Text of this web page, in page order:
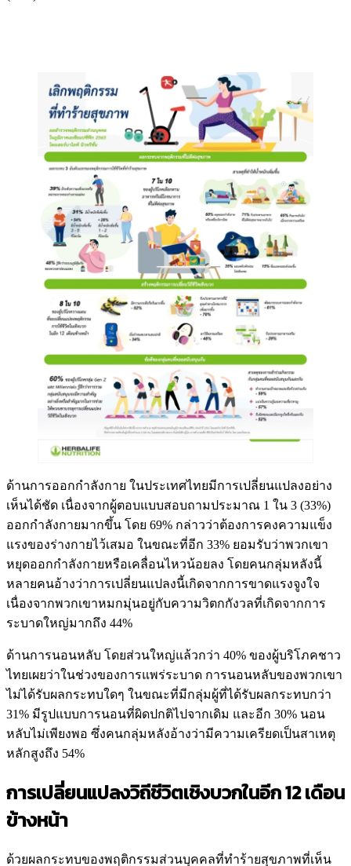
ด้านการออกกำลังกาย ในประเทศไทยมีการเปลี่ยนแปลงอย่าง
เห็นได้ชัด เนื่องจากผู้ตอบแบบสอบถามประมาณ 1 ใน 3 (33%)
ออกกำลังกายมากขึ้น โดย 69% กล่าวว่าต้องการคงความแข็ง
แรงของร่างกายไว้เสมอ ในขณะที่อีก 33% ยอมรับว่าพวกเขา
หยุดออกกำลังกายหรือเคลื่อนไหวน้อยลง โดยคนกลุ่มหลังนี้
หลายคนอ้างว่าการเปลี่ยนแปลงนี้เกิดจากการขาดแรงจูงใจ
เนื่องจากพวกเขาหมกมุ่นอยู่กับความวิตกกังวลที่เกิดจากการ
ระบาดใหญ่มากถึง 44%
ด้านการนอนหลับ โดยส่วนใหญ่แล้วกว่า 40% ของผู้บริโภคชาว
ไทยเผยว่าในช่วงของการแพร่ระบาด การนอนหลับของพวกเขา
ไม่ได้รับผลกระทบใดๆ ในขณะที่มีกลุ่มผู้ที่ได้รับผลกระทบกว่า
31% มีรูปแบบการนอนที่ผิดปกติไปจากเดิม และอีก 30% นอน
หลับไม่เพียงพอ ซึ่งคนกลุ่มหลังอ้างว่ามีความเครียดเป็นสาเหตุ
หลักสูงถึง 54%
การเปลี่ยนแปลงวิถีชีวิตเชิงบวกในอีก 12 เดือน
ข้างหน้า
ด้วยผลกระทบของพฤติกรรมส่วนบุคคลที่ทำร้ายสุขภาพที่เห็น